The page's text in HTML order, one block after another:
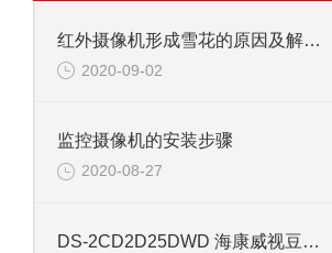
红外摄像机形成雪花的原因及解决办法
2020-09-02
监控摄像机的安装步骤
2020-08-27
DS-2CD2D25DWD 海康威视豆干型小孔摄像机